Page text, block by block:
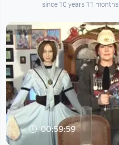
since 10 years 11 months
00:59:59